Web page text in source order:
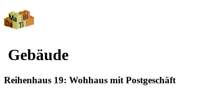
Gebäude
Reihenhaus 19: Wohhaus mit Postgeschäft